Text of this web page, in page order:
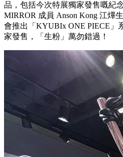
品，包括今次特展獨家發售嘅紀
MIRROR 成員 Anson Kong 江熚
會推出「KYUBIx ONE PIECE」
家發售，「生粉」萬勿錯過！